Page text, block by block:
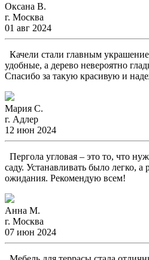
Оксана В.
г. Москва
01 авг 2024
Качели стали главным
удобные, а дерево невероятно
Спасибо за такую красивую и
Мария С.
г. Адлер
12 июн 2024
Пергола угловая – это то, что
саду. Устанавливать было легко, а
ожидания. Рекомендую всем!
Анна М.
г. Москва
07 июн 2024